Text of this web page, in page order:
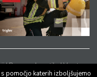
|Pravno obvestilo|Varstvo
pomočjo katerih izboljšujemo